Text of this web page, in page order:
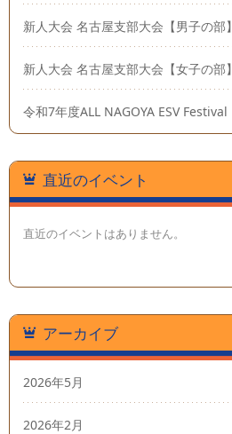
新人大会 名古屋支部大会【男子の部】
新人大会 名古屋支部大会【女子の部】
令和7年度ALL NAGOYA ESV Festival
直近のイベント
直近のイベントはありません。
アーカイブ
2026年5月
2026年2月